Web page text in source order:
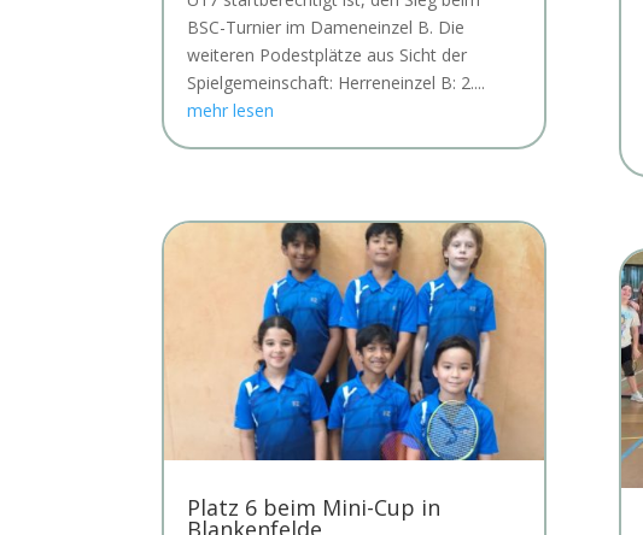
BSC-Turnier im Dameneinzel B. Die
weiteren Podestplätze aus Sicht der
Spielgemeinschaft: Herreneinzel B: 2....
mehr lesen
Platz 6 beim Mini-Cup in
Blankenfelde